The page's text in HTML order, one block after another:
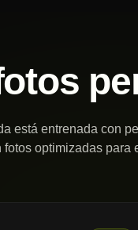
está entrenada con
fotos optimizadas